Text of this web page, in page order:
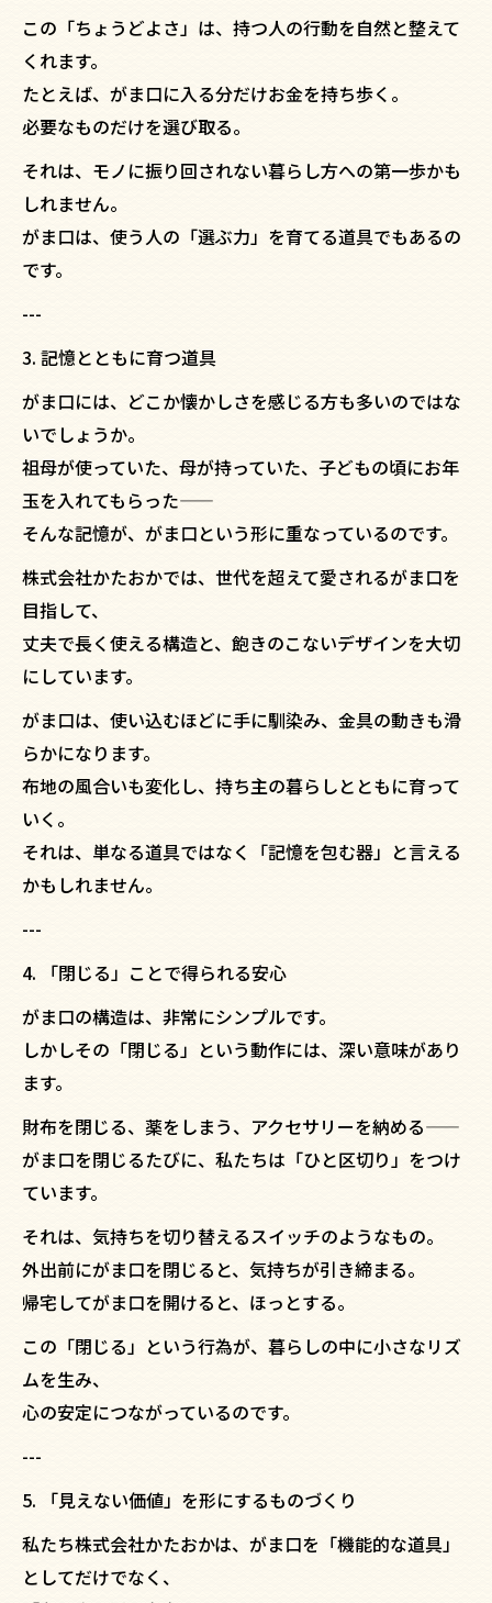
この「ちょうどよさ」は、持つ人の行動を自然と整えて
くれます。
たとえば、がま口に入る分だけお金を持ち歩く。
必要なものだけを選び取る。
それは、モノに振り回されない暮らし方への第一歩かも
しれません。
がま口は、使う人の「選ぶ力」を育てる道具でもあるの
です。
---
3. 記憶とともに育つ道具
がま口には、どこか懐かしさを感じる方も多いのではな
いでしょうか。
祖母が使っていた、母が持っていた、子どもの頃にお年
玉を入れてもらった——
そんな記憶が、がま口という形に重なっているのです。
株式会社かたおかでは、世代を超えて愛されるがま口を
目指して、
丈夫で長く使える構造と、飽きのこないデザインを大切
にしています。
がま口は、使い込むほどに手に馴染み、金具の動きも滑
らかになります。
布地の風合いも変化し、持ち主の暮らしとともに育って
いく。
それは、単なる道具ではなく「記憶を包む器」と言える
かもしれません。
---
4. 「閉じる」ことで得られる安心
がま口の構造は、非常にシンプルです。
しかしその「閉じる」という動作には、深い意味があり
ます。
財布を閉じる、薬をしまう、アクセサリーを納める——
がま口を閉じるたびに、私たちは「ひと区切り」をつけ
ています。
それは、気持ちを切り替えるスイッチのようなもの。
外出前にがま口を閉じると、気持ちが引き締まる。
帰宅してがま口を開けると、ほっとする。
この「閉じる」という行為が、暮らしの中に小さなリズ
ムを生み、
心の安定につながっているのです。
---
5. 「見えない価値」を形にするものづくり
私たち株式会社かたおかは、がま口を「機能的な道具」
としてだけでなく、